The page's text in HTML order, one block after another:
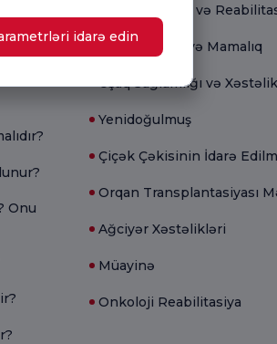
Onu
Fiziki Terapiya və
Ginekologiya və Mamalıq
Uşaq Sağlamlığı və
Yenidoğulmuş
Çiçək Çəkisinin İdarə
Orqan Transplantasiyası
Ağciyər Xəstəlikləri
Müayinə
Onkoloji Reabilitasiya
idarə edin